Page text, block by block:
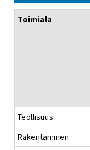
Toimiala
Teollisuus
Rakentaminen